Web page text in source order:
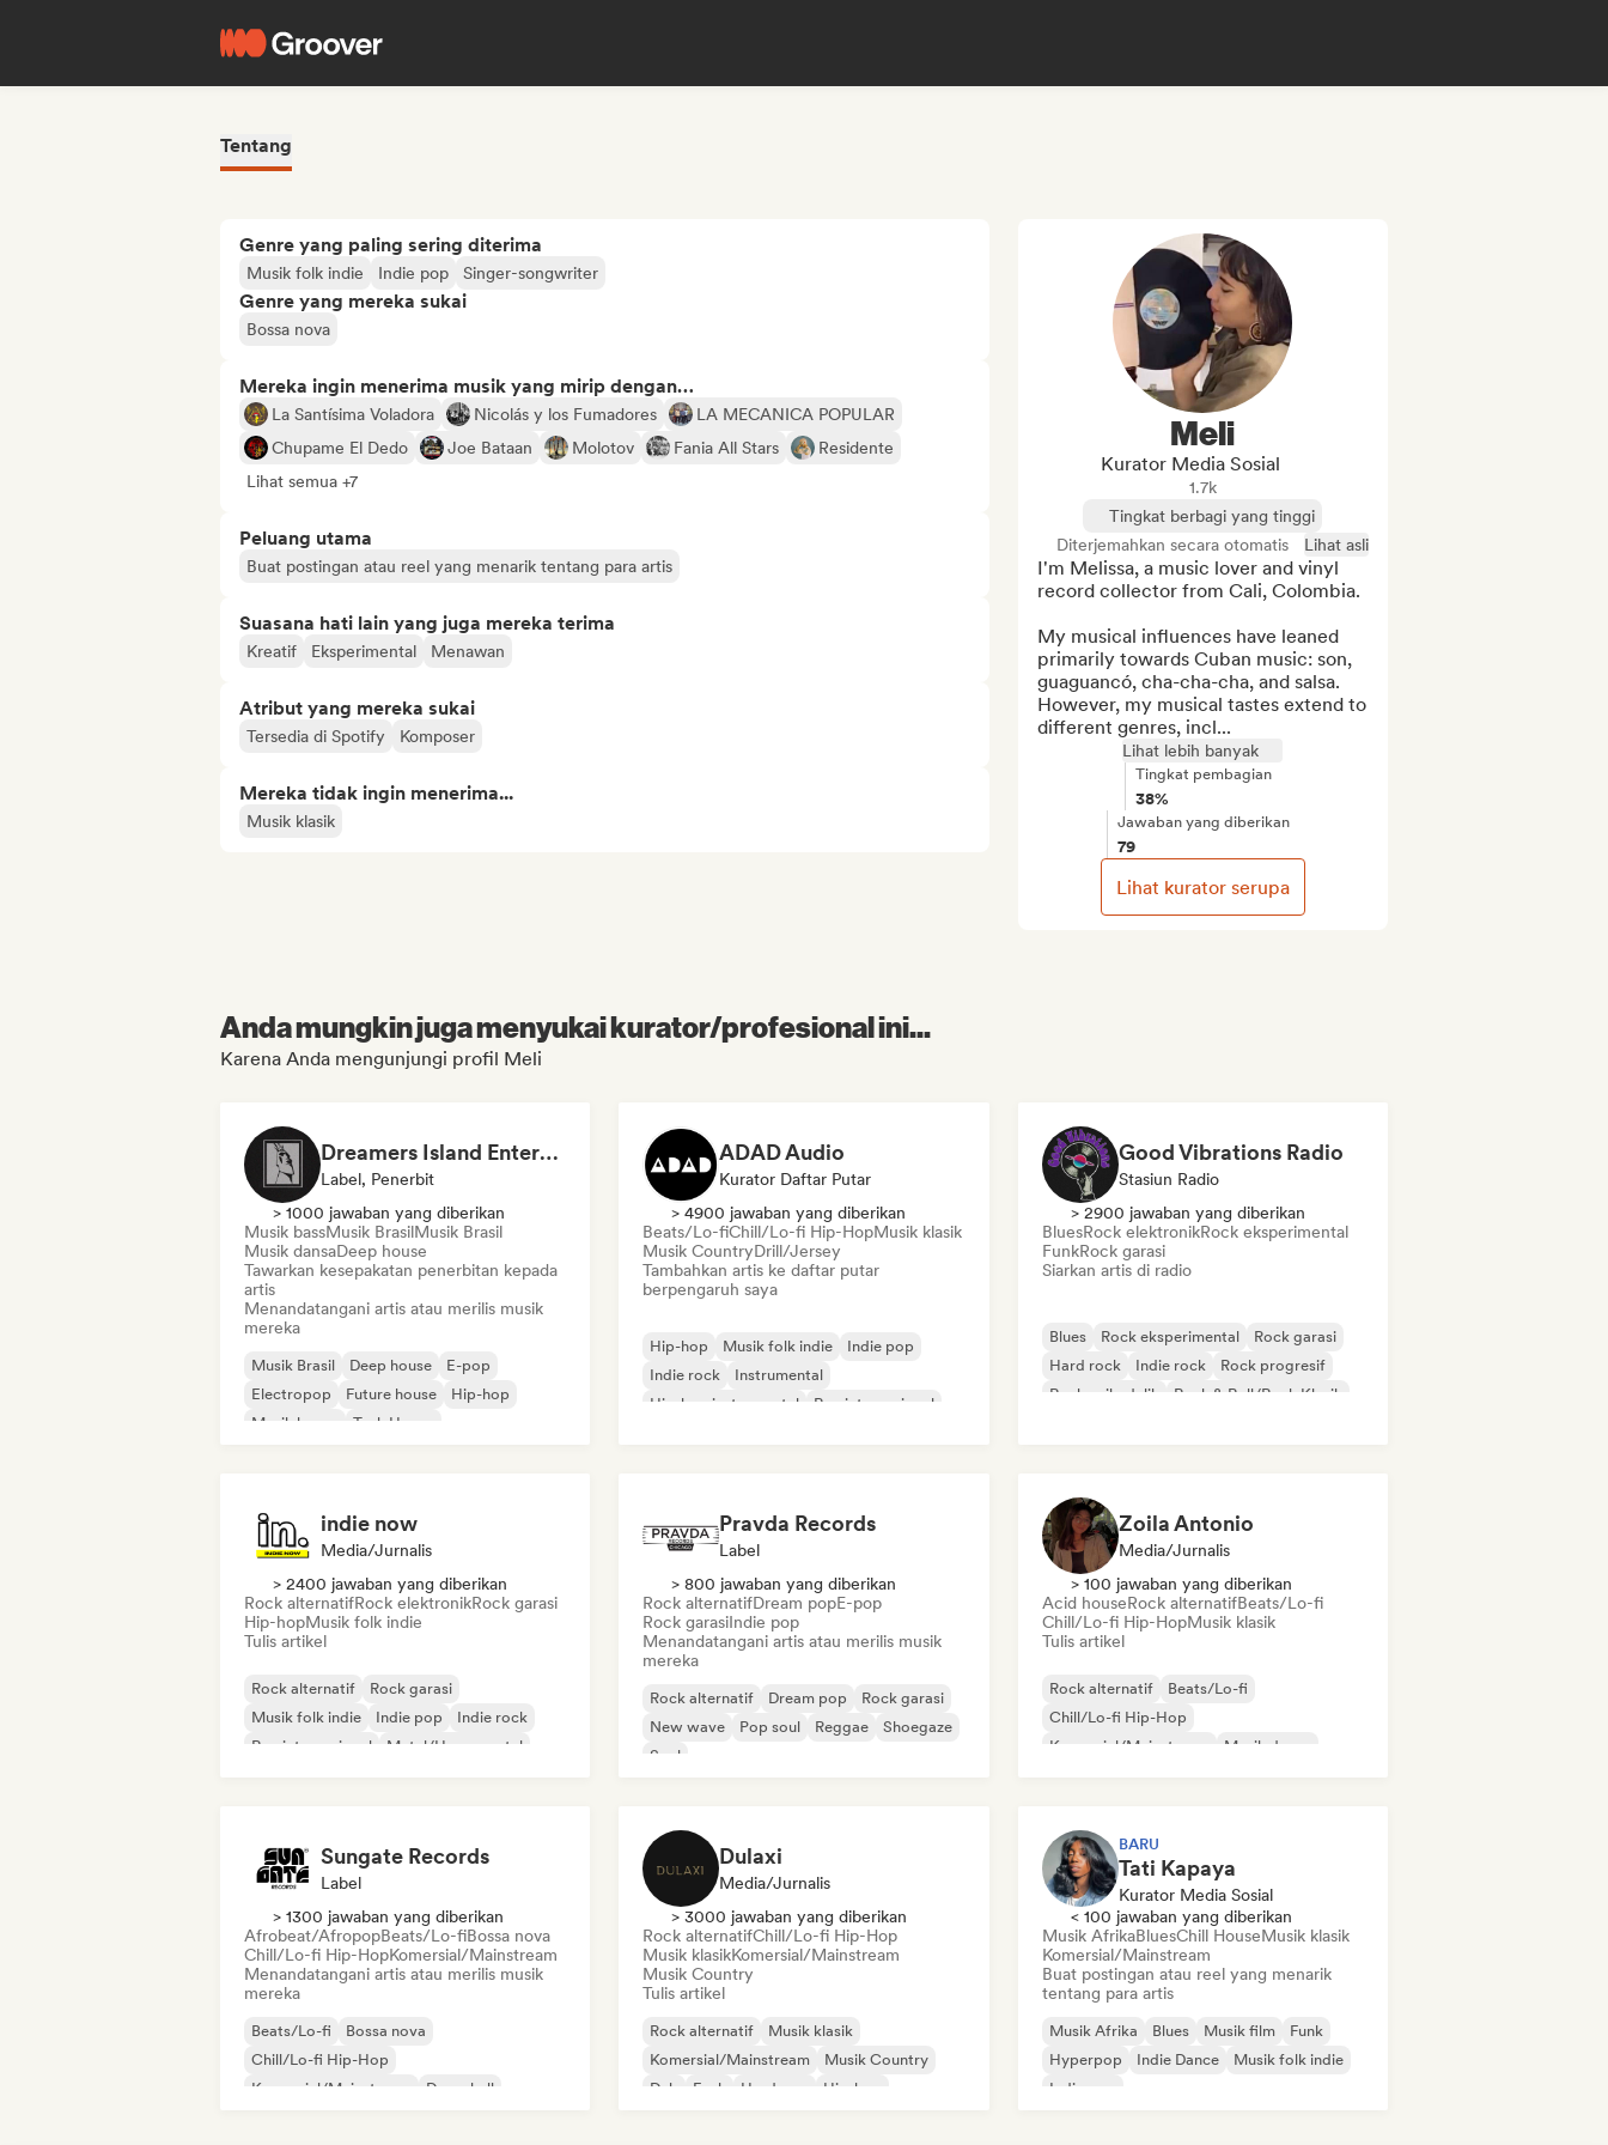
Tentang
Genre yang paling sering diterima
Musik folk indie Indie pop Singer-songwriter
Genre yang mereka sukai
Bossa nova
Mereka ingin menerima musik yang mirip dengan…
La Santísima Voladora Nicolás y los Fumadores
LA MECANICA POPULAR
Chupame El Dedo
Joe Bataan Molotov Fania All Stars
Residente
Lihat semua +7
Peluang utama
Buat postingan atau reel yang menarik tentang para artis
Suasana hati lain yang juga mereka terima
Kreatif Eksperimental Menawan
Atribut yang mereka sukai
Tersedia di Spotify Komposer
Mereka tidak ingin menerima...
Musik klasik
Meli
Kurator Media Sosial
1.7k
Tingkat berbagi yang tinggi
Diterjemahkan secara otomatis
Lihat asli
I'm Melissa, a music lover and vinyl
record collector from Cali, Colombia.
My musical influences have leaned
primarily towards Cuban music: son,
guaguancó, cha-cha-cha, and salsa.
However, my musical tastes extend to
different genres, incl...
Lihat lebih banyak
Tingkat pembagian
38%
Jawaban yang diberikan
79
Lihat kurator serupa
Anda mungkin juga menyukai kurator/profesional ini...
Karena Anda mengunjungi profil Meli
Dreamers Island Entertainment
Label, Penerbit
> 1000 jawaban yang diberikan
Musik bassMusik BrasilMusik Brasil
Musik dansaDeep house
Tawarkan kesepakatan penerbitan kepada
artis
Menandatangani artis atau merilis musik
mereka
Musik Brasil Deep house
E-pop
Electropop
Future house
Hip-hop
Musik house
Tech House
ADAD Audio
Kurator Daftar Putar
> 4900 jawaban yang diberikan
Beats/Lo-fiChill/Lo-fi Hip-HopMusik klasik
Musik CountryDrill/Jersey
Tambahkan artis ke daftar putar
berpengaruh saya
Hip-hop Musik folk indie
Indie pop
Indie rock
Instrumental
Hip-hop instrumental
Rap internasional
Good Vibrations Radio
Stasiun Radio
> 2900 jawaban yang diberikan
BluesRock elektronikRock eksperimental
FunkRock garasi
Siarkan artis di radio
Blues Rock eksperimental
Rock garasi
Hard rock
Indie rock
Rock progresif
Rock psikedelik
Rock & Roll/Rock Klasik
indie now
Media/Jurnalis
> 2400 jawaban yang diberikan
Rock alternatifRock elektronikRock garasi
Hip-hopMusik folk indie
Tulis artikel
Rock alternatif
Rock garasi
Musik folk indie
Indie pop
Indie rock
Rap internasional
Metal/Heavy metal
Pravda Records
Label
> 800 jawaban yang diberikan
Rock alternatifDream popE-pop
Rock garasiIndie pop
Menandatangani artis atau merilis musik
mereka
Rock alternatif Dream pop
Rock garasi
New wave
Pop soul Reggae
Shoegaze
Soul
Zoila Antonio
Media/Jurnalis
> 100 jawaban yang diberikan
Acid houseRock alternatifBeats/Lo-fi
Chill/Lo-fi Hip-HopMusik klasik
Tulis artikel
Rock alternatif
Beats/Lo-fi
Chill/Lo-fi Hip-Hop
Komersial/Mainstream
Musik dansa
Sungate Records
Label
> 1300 jawaban yang diberikan
Afrobeat/AfropopBeats/Lo-fiBossa nova
Chill/Lo-fi Hip-HopKomersial/Mainstream
Menandatangani artis atau merilis musik
mereka
Beats/Lo-fi
Bossa nova
Chill/Lo-fi Hip-Hop
Komersial/Mainstream
Dancehall
Dulaxi
Media/Jurnalis
> 3000 jawaban yang diberikan
Rock alternatifChill/Lo-fi Hip-Hop
Musik klasikKomersial/Mainstream
Musik Country
Tulis artikel
Rock alternatif
Musik klasik
Komersial/Mainstream
Musik Country
Dub
Funk Hardcore Hip-hop
BARU
Tati Kapaya
Kurator Media Sosial
< 100 jawaban yang diberikan
Musik AfrikaBluesChill HouseMusik klasik
Komersial/Mainstream
Buat postingan atau reel yang menarik
tentang para artis
Musik Afrika Blues Musik film
Funk
Hyperpop
Indie Dance
Musik folk indie
Indie pop